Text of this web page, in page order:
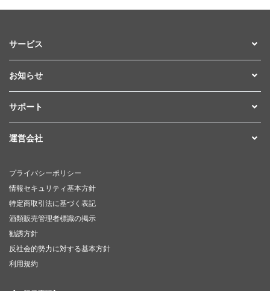
サービス
お知らせ
サポート
運営会社
プライバシーポリシー
情報セキュリティ基本方針
特定商取引法に基づく表記
酒類販売管理者標識の掲示
勧誘方針
反社会的勢力に対する基本方針
利用規約